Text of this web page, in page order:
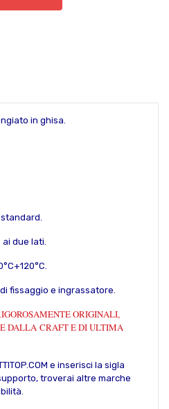
in ghisa.
due lati.
fissaggio e ingrassatore.
ORIGINALI,
DALLA CRAFT E DI ULTIMA
e inserisci la sigla
troverai altre marche